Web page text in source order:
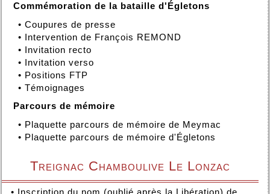
Commémoration de la bataille d'Égletons
• Coupures de presse
• Intervention de François REMOND
• Invitation recto
• Invitation verso
• Positions FTP
• Témoignages
Parcours de mémoire
• Plaquette parcours de mémoire de Meymac
• Plaquette parcours de mémoire d'Égletons
Treignac Chamboulive Le Lonzac